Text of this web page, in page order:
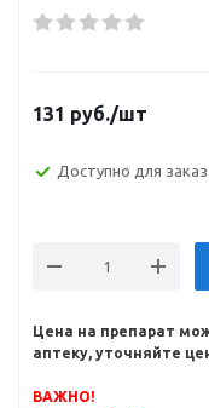
131 руб./шт
Доступно для
Цена на препарат
аптеку, уточняйте
ВАЖНО!